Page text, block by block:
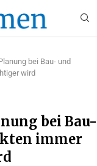
bei Bau- und
wird
bei Bau-
immer